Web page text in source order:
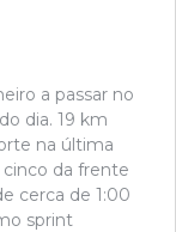
a passar no
dia. 19 km
na última
da frente
cerca de 1:00
sprint